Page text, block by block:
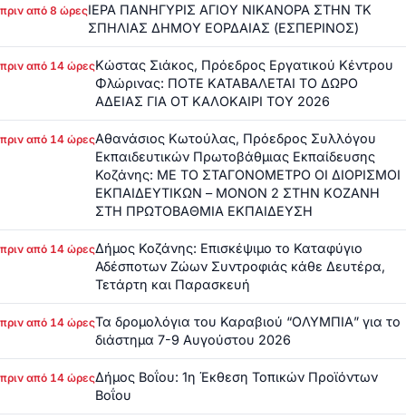
πριν από 8 ώρεςΙΕΡΑ ΠΑΝΗΓΥΡΙΣ ΑΓΙΟΥ ΝΙΚΑΝΟΡΑ ΣΤΗΝ ΤΚ
ΣΠΗΛΙΑΣ ΔΗΜΟΥ ΕΟΡΔΑΙΑΣ (ΕΣΠΕΡΙΝΟΣ)
πριν από 14 ώρεςΚώστας Σιάκος, Πρόεδρος Εργατικού Κέντρου
Φλώρινας: ΠΟΤΕ ΚΑΤΑΒΑΛΕΤΑΙ ΤΟ ΔΩΡΟ
ΑΔΕΙΑΣ ΓΙΑ ΟΤ ΚΑΛΟΚΑΙΡΙ ΤΟΥ 2026
πριν από 14 ώρεςΑθανάσιος Κωτούλας, Πρόεδρος Συλλόγου
Εκπαιδευτικών Πρωτοβάθμιας Εκπαίδευσης
Κοζάνης: ΜΕ ΤΟ ΣΤΑΓΟΝΟΜΕΤΡΟ ΟΙ ΔΙΟΡΙΣΜΟΙ
ΕΚΠΑΙΔΕΥΤΙΚΩΝ – ΜΟΝΟΝ 2 ΣΤΗΝ ΚΟΖΑΝΗ
ΣΤΗ ΠΡΩΤΟΒΑΘΜΙΑ ΕΚΠΑΙΔΕΥΣΗ
πριν από 14 ώρεςΔήμος Κοζάνης: Επισκέψιμο το Καταφύγιο
Αδέσποτων Ζώων Συντροφιάς κάθε Δευτέρα,
Τετάρτη και Παρασκευή
πριν από 14 ώρεςΤα δρομολόγια του Καραβιού “ΟΛΥΜΠΙΑ” για το
διάστημα 7-9 Αυγούστου 2026
πριν από 14 ώρεςΔήμος Βοΐου: 1η Έκθεση Τοπικών Προϊόντων
Βοΐου